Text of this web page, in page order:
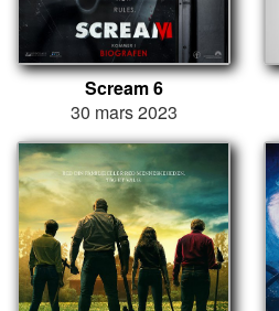
Scream 6
30 mars 2023